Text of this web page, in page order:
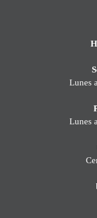
Lunes
Lunes